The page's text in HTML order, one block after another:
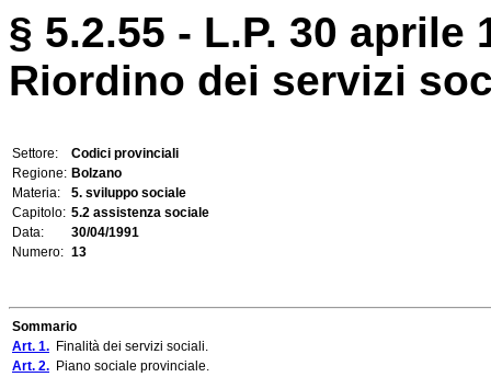
§ 5.2.55 - L.P. 30 aprile
Riordino dei servizi
Settore:
Codici provinciali
Regione: Bolzano
Materia:
5. sviluppo sociale
Capitolo: 5.2 assistenza sociale
Data:
30/04/1991
Numero: 13
Sommario
Art. 1. Finalità dei servizi sociali.
Art. 2. Piano sociale provinciale.